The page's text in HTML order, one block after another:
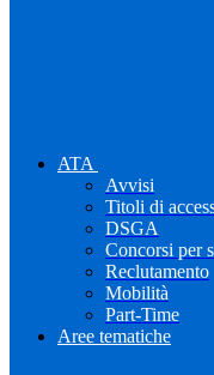
ATA
Avvisi
Titoli di
DSGA
Concorsi per
Reclutamento
Mobilità
Part-Time
Aree tematiche